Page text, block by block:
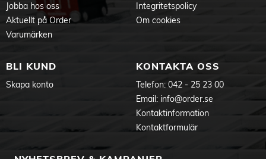
Jobba hos oss
Aktuellt på Order
Varumärken
Integritetspolicy
Om cookies
BLI KUND
Skapa konto
KONTAKTA OSS
Telefon: 042 - 25 23 00
Email: info@order.se
Kontaktinformation
Kontaktformulär